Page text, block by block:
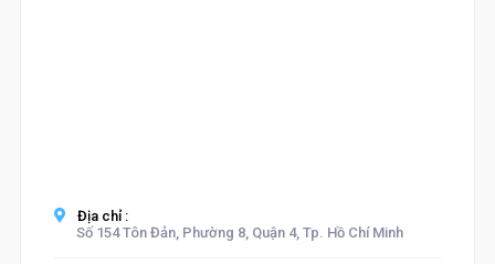
Địa chỉ :
Số 154 Tôn Đản, Phường 8, Quận 4, Tp. Hồ Chí Minh